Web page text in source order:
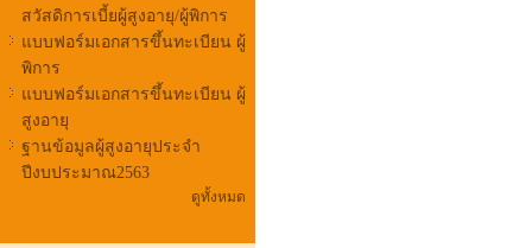
สวัสดิการเบี้ยผู้สูงอายุ/ผู้พิการ
แบบฟอร์มเอกสารขึ้นทะเบียน ผู้
พิการ
แบบฟอร์มเอกสารขึ้นทะเบียน ผู้
สูงอายุ
ฐานข้อมูลผู้สูงอายุประจำ
ปีงบประมาณ2563
ดูทั้งหมด